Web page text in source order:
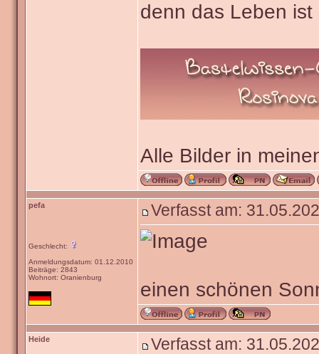
denn das Leben
Alle Bilder in
pefa
Geschlecht:
Anmeldungsdatum: 01.12.2010
Beiträge: 2843
Wohnort: Oranienburg
Verfasst am:
einen schönen
Heide Verfasst am: